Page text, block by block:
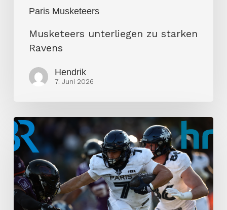
Paris Musketeers
Musketeers unterliegen zu starken
Ravens
Hendrik
7. Juni 2026
Öffentlich
Rechtliche
entdecken
Football
für
sich